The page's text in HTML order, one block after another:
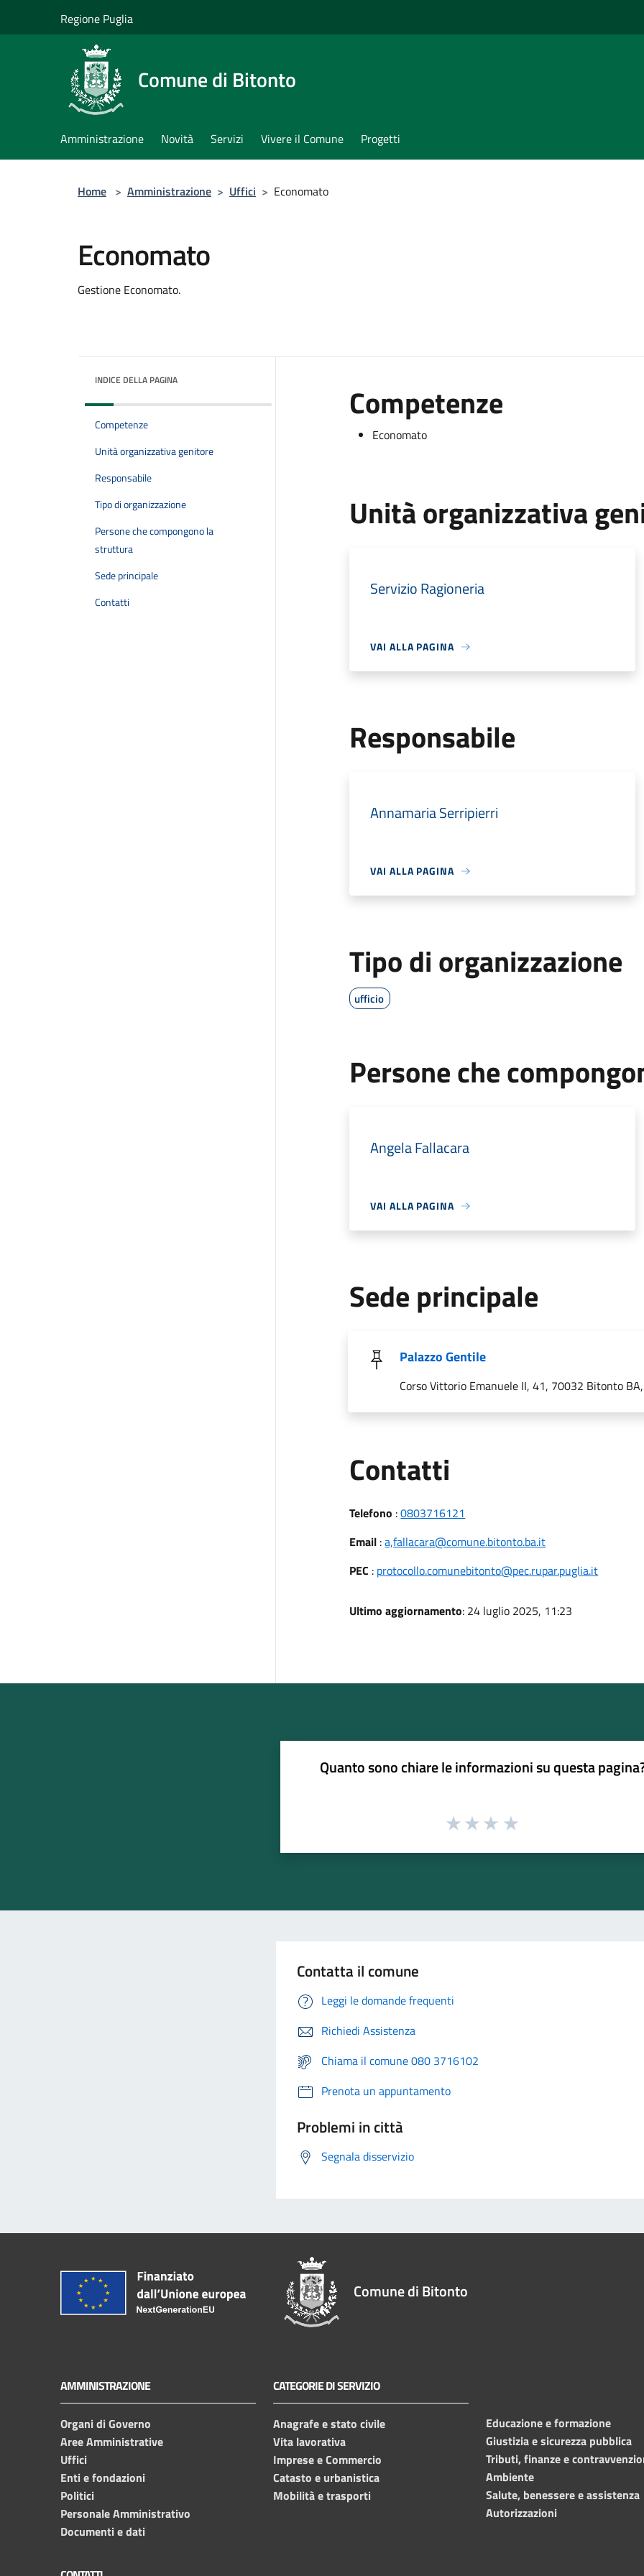
Regione Puglia
Comune di Bitonto
Amministrazione Novità Servizi Vivere il Comune Progetti
Home > Amministrazione > Uffici > Economato
Economato
Gestione Economato.
INDICE DELLA PAGINA
Competenze
Unità organizzativa genitore
Responsabile
Tipo di organizzazione
Persone che compongono la
struttura
Sede principale
Contatti
Competenze
Economato
Unità organizzativa
Servizio Ragioneria
VAI ALLA PAGINA
Responsabile
Annamaria Serripierri
VAI ALLA PAGINA
Tipo di organizzazione
ufficio
Persone che
Angela Fallacara
VAI ALLA PAGINA
Sede principale
Palazzo Gentile
Corso Vittorio Emanuele II, 41, 70032 Bitonto
Contatti
Telefono :0803716121
Email :a,fallacara@comune.bitonto.ba.it
PEC : protocollo.comunebitonto@pec.rupar.puglia.it
Ultimo aggiornamento: 24 luglio 2025, 11:23
Quanto sono chiare le informazioni su questa
Contatta il comune
Leggi le domande frequenti
Richiedi Assistenza
Chiama il comune 080 3716102
Prenota un appuntamento
Problemi in città
Segnala disservizio
Comune di Bitonto
AMMINISTRAZIONE
Organi di Governo
Aree Amministrative
Uffici
Enti e fondazioni
Politici
Personale Amministrativo
Documenti e dati
CATEGORIE DI SERVIZIO
Anagrafe e stato civile
Vita lavorativa
Imprese e Commercio
Catasto e urbanistica
Mobilità e trasporti
Educazione e formazione
Giustizia e sicurezza pubblica
Tributi, finanze e
Ambiente
Salute, benessere e assistenza
Autorizzazioni